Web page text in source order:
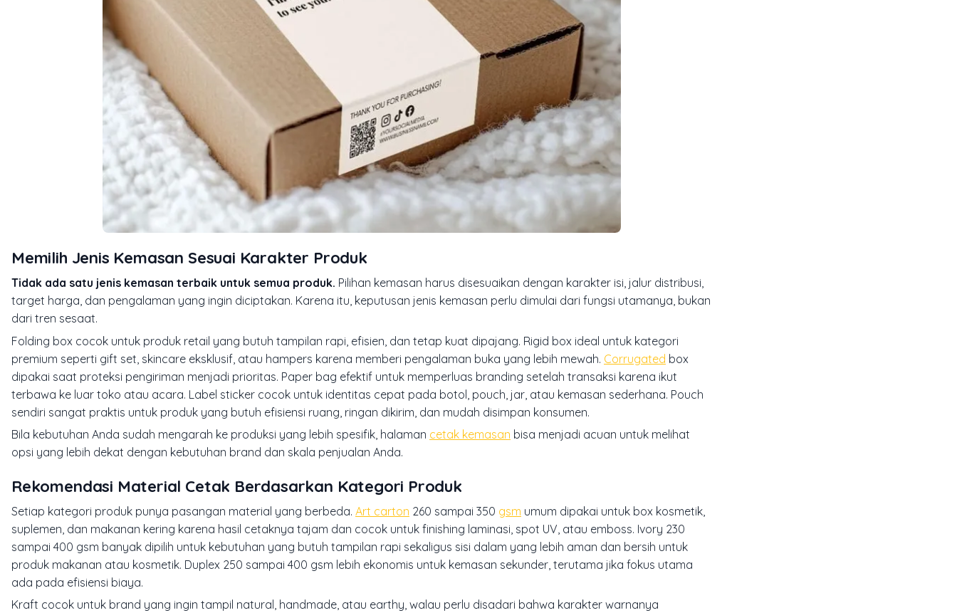
Memilih Jenis Kemasan Sesuai Karakter Produk
Tidak ada satu jenis kemasan terbaik untuk semua produk. Pilihan kemasan harus disesuaikan dengan karakter isi, jalur distribusi,
target harga, dan pengalaman yang ingin diciptakan. Karena itu, keputusan jenis kemasan perlu dimulai dari fungsi utamanya, bukan
dari tren sesaat.
Folding box cocok untuk produk retail yang butuh tampilan rapi, efisien, dan tetap kuat dipajang. Rigid box ideal untuk kategori
premium seperti gift set, skincare eksklusif, atau hampers karena memberi pengalaman buka yang lebih mewah. Corrugated box
dipakai saat proteksi pengiriman menjadi prioritas. Paper bag efektif untuk memperluas branding setelah transaksi karena ikut
terbawa ke luar toko atau acara. Label sticker cocok untuk identitas cepat pada botol, pouch, jar, atau kemasan sederhana. Pouch
sendiri sangat praktis untuk produk yang butuh efisiensi ruang, ringan dikirim, dan mudah disimpan konsumen.
Bila kebutuhan Anda sudah mengarah ke produksi yang lebih spesifik, halaman cetak kemasan bisa menjadi acuan untuk melihat
opsi yang lebih dekat dengan kebutuhan brand dan skala penjualan Anda.
Rekomendasi Material Cetak Berdasarkan Kategori Produk
Setiap kategori produk punya pasangan material yang berbeda. Art carton 260 sampai 350 gsm umum dipakai untuk box kosmetik,
suplemen, dan makanan kering karena hasil cetaknya tajam dan cocok untuk finishing laminasi, spot UV, atau emboss. Ivory 230
sampai 400 gsm banyak dipilih untuk kebutuhan yang butuh tampilan rapi sekaligus sisi dalam yang lebih aman dan bersih untuk
produk makanan atau kosmetik. Duplex 250 sampai 400 gsm lebih ekonomis untuk kemasan sekunder, terutama jika fokus utama
ada pada efisiensi biaya.
Kraft cocok untuk brand yang ingin tampil natural, handmade, atau earthy, walau perlu disadari bahwa karakter warnanya